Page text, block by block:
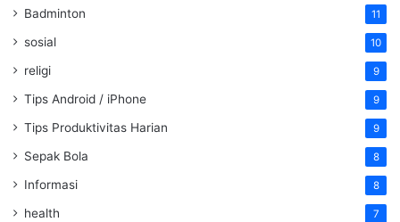
Badminton 11
sosial 10
religi 9
Tips Android / iPhone 9
Tips Produktivitas Harian 9
Sepak Bola 8
Informasi 8
health 7